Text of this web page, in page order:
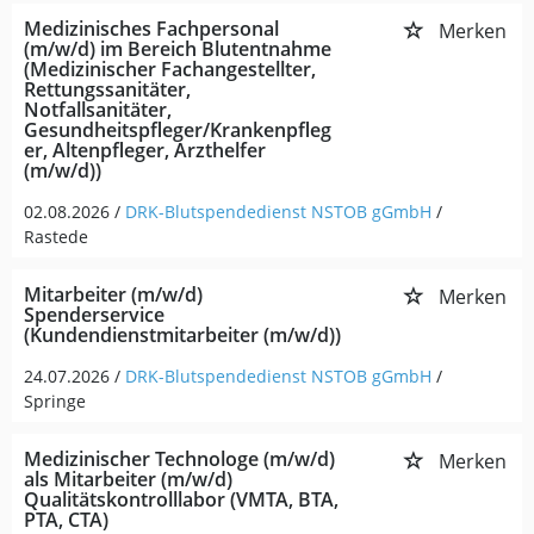
Medizinisches Fachpersonal
(m/w/d) im Bereich Blutentnahme
(Medizinischer Fachangestellter,
Rettungssanitäter,
Notfallsanitäter,
Gesundheitspfleger/Krankenpfleg
er, Altenpfleger, Arzthelfer
(m/w/d))
Merken
02.08.2026 / DRK-Blutspendedienst NSTOB gGmbH /
Rastede
Mitarbeiter (m/w/d)
Spenderservice
(Kundendienstmitarbeiter (m/w/d))
Merken
24.07.2026 / DRK-Blutspendedienst NSTOB gGmbH /
Springe
Medizinischer Technologe (m/w/d)
als Mitarbeiter (m/w/d)
Qualitätskontrolllabor (VMTA, BTA,
PTA, CTA)
Merken